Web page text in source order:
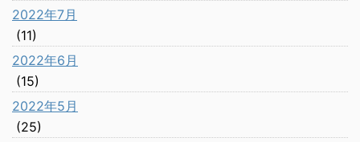
2022年7月
(11)
2022年6月
(15)
2022年5月
(25)